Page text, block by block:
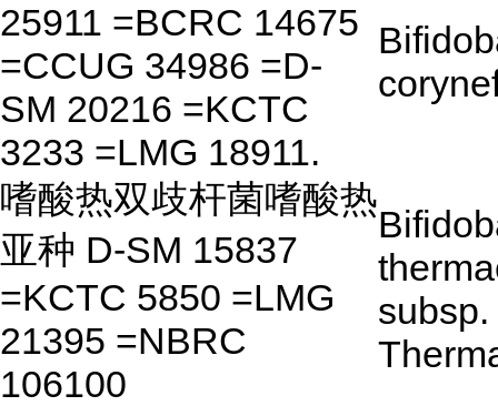
25911 =BCRC 14675
=CCUG 34986 =D-
SM 20216 =KCTC
3233 =LMG 18911.
嗜酸热双歧杆菌嗜酸热
亚种 D-SM 15837
=KCTC 5850 =LMG
21395 =NBRC
106100
subsp.